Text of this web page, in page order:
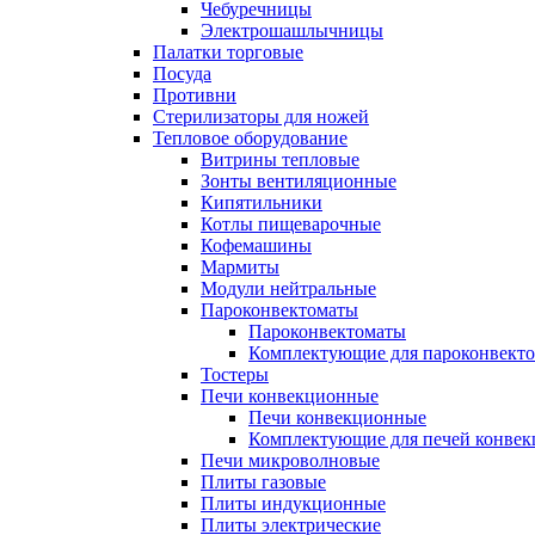
Чебуречницы
Электрошашлычницы
Палатки торговые
Посуда
Противни
Стерилизаторы для ножей
Тепловое оборудование
Витрины тепловые
Зонты вентиляционные
Кипятильники
Котлы пищеварочные
Кофемашины
Мармиты
Модули нейтральные
Пароконвектоматы
Пароконвектоматы
Комплектующие для
Тостеры
Печи конвекционные
Печи конвекционные
Комплектующие для печей
Печи микроволновые
Плиты газовые
Плиты индукционные
Плиты электрические